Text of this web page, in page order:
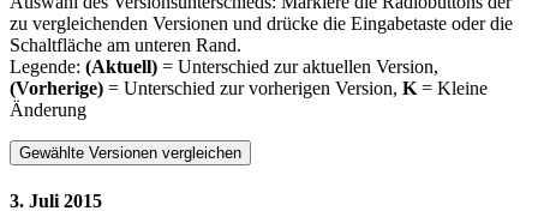
zu vergleichenden Versionen und drücke die Eingabetaste oder die
Schaltfläche am unteren Rand.
Legende: (Aktuell) = Unterschied zur aktuellen Version,
(Vorherige) = Unterschied zur vorherigen Version, K = Kleine
Änderung
3. Juli 2015